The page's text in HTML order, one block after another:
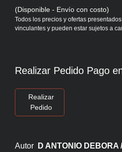
(Disponible - Envío con costo)
Todos los precios y ofertas
vinculantes y pueden estar sujetos a
Realizar Pedido Pago
Realizar
Pedido
Autor
D ANTONIO DEBORA